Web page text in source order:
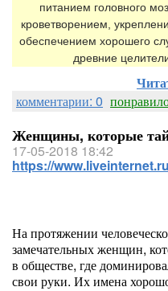
питанием головного
кроветворением,
обеспечением хорошего
древние
комментарии: 0
Женщины, которые
17-05-2018 18:42
https://
На протяжении
замечательных женщин,
в обществе, где
свои руки. Их имена